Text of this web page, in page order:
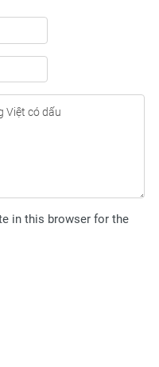
in this browser for the